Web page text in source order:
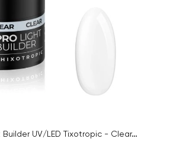
PALU - Pro Light Builder UV/LED Tixotropic - Clear,12g